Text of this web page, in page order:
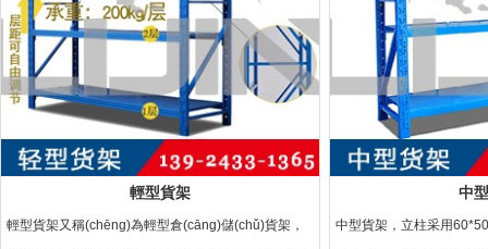
輕型貨架
輕型貨架又稱(chēng)為輕型倉(cāng)儲(chǔ)貨架，
中
中型貨架，立柱采用